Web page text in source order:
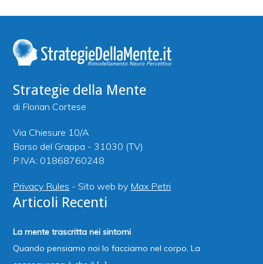
Strategie della Mente
di Florian Cortese
Via Chiesure 10/A
Borso del Grappa - 31030 (TV)
P.IVA: 01868760248
Privacy Rules - Sito web by Max Petri
Articoli Recenti
La mente trascritta nei sintomi
Quando pensiamo noi lo facciamo nel corpo. La